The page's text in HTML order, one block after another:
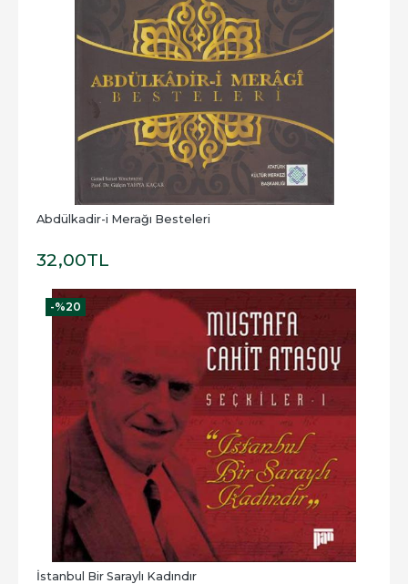
Abdülkadir-i Merağı Besteleri
32,00TL
-%20
İstanbul Bir Saraylı Kadındır